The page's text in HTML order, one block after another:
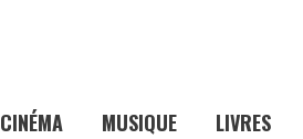
CINÉMA MUSIQUE LIVRES